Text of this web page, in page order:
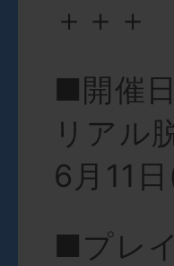
＋＋＋
■開催
リアル
6月11
■プレ